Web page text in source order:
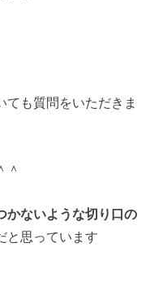
ても質問をいただきま
＾
かないような切り口の
と思っています